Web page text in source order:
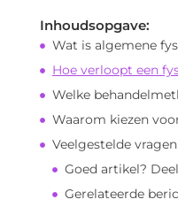
Inhoudsopgave:
Wat is algemene
Hoe verloopt een
Welke
Waarom kiezen
Veelgestelde vragen
Goed artikel?
Gerelateerde